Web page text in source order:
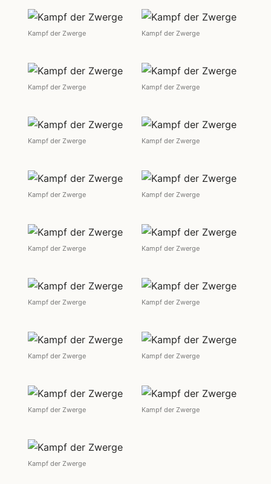
Kampf der Zwerge Kampf der Zwerge
Kampf der Zwerge Kampf der Zwerge
Kampf der Zwerge Kampf der Zwerge
Kampf der Zwerge Kampf der Zwerge
Kampf der Zwerge Kampf der Zwerge
Kampf der Zwerge Kampf der Zwerge
Kampf der Zwerge Kampf der Zwerge
Kampf der Zwerge Kampf der Zwerge
Kampf der Zwerge